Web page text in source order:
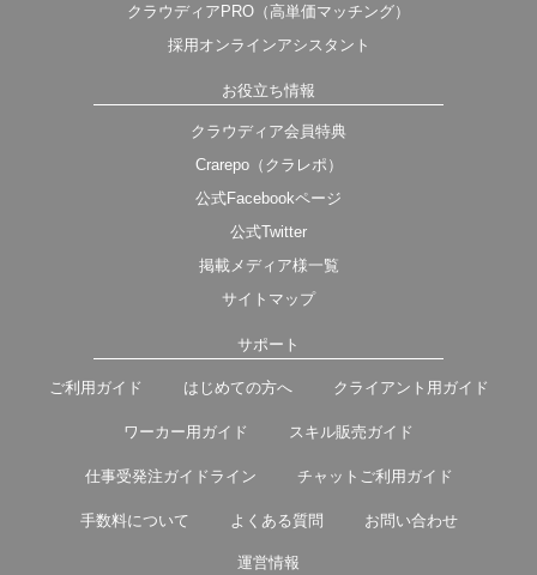
クラウディアPRO（高単価マッチング）
採用オンラインアシスタント
お役立ち情報
クラウディア会員特典
Crarepo（クラレポ）
公式Facebookページ
公式Twitter
掲載メディア様一覧
サイトマップ
サポート
ご利用ガイド はじめての方へ クライアント用ガイド
ワーカー用ガイド スキル販売ガイド
仕事受発注ガイドライン チャットご利用ガイド
手数料について よくある質問 お問い合わせ
運営情報